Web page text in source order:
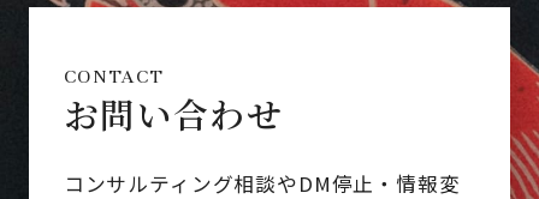
CONTACT
お問い合わせ
コンサルティング相談やDM停止・情報変